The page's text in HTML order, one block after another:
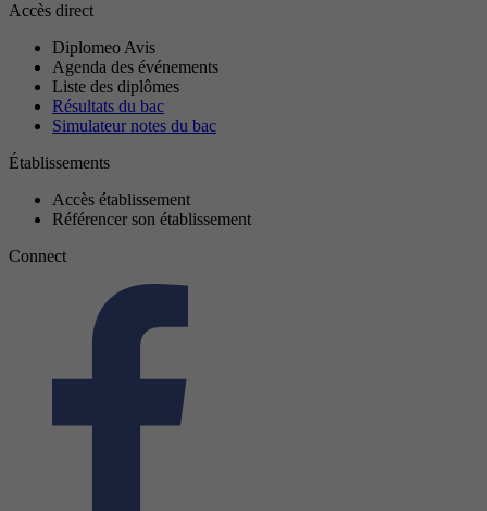
Accès direct
Diplomeo Avis
Agenda des événements
Liste des diplômes
Résultats du bac
Simulateur notes du bac
Établissements
Accès établissement
Référencer son établissement
Connect